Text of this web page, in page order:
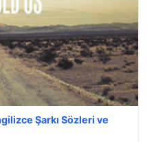
Şarkı Sözleri ve